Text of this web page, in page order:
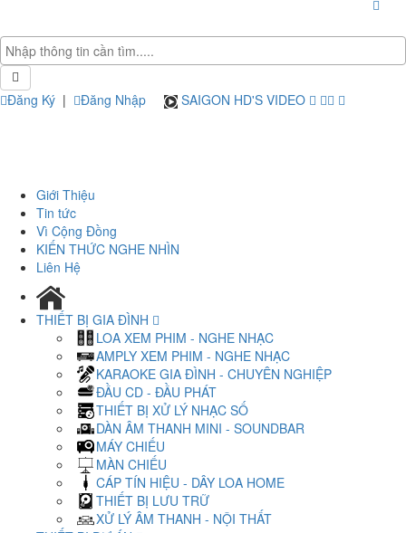
Đăng Ký | Đăng Nhập SAIGON HD'S VIDEO
Giới Thiệu
Tin tức
Vì Cộng Đồng
KIẾN THỨC NGHE NHÌN
Liên Hệ
THIẾT BỊ GIA ĐÌNH
LOA XEM PHIM - NGHE NHẠC
AMPLY XEM PHIM - NGHE NHẠC
KARAOKE GIA ĐÌNH - CHUYÊN NGHIỆP
ĐẦU CD - ĐẦU PHÁT
THIẾT BỊ XỬ LÝ NHẠC SỐ
DÀN ÂM THANH MINI - SOUNDBAR
MÁY CHIẾU
MÀN CHIẾU
CÁP TÍN HIỆU - DÂY LOA HOME
THIẾT BỊ LƯU TRỮ
XỬ LÝ ÂM THANH - NỘI THẤT